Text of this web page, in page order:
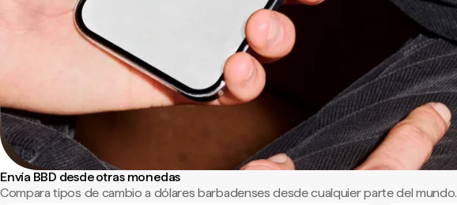
Envía BBD desde otras monedas
Compara tipos de cambio a dólares barbadenses desde cualquier parte del mundo.